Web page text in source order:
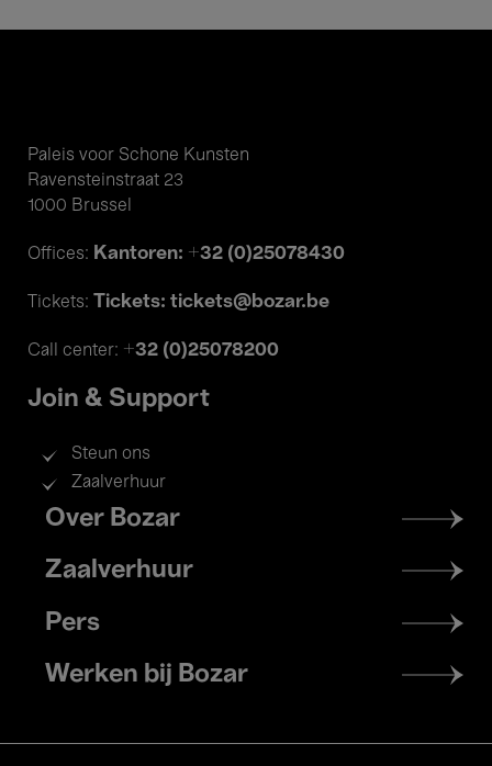
Paleis voor Schone Kunsten
Ravensteinstraat 23
1000 Brussel
Offices: Kantoren: +32 (0)25078430
Tickets: Tickets: tickets@bozar.be
Call center: +32 (0)25078200
Join & Support
Steun ons
Zaalverhuur
Footer
menu
Over Bozar
Zaalverhuur
Pers
Werken bij Bozar